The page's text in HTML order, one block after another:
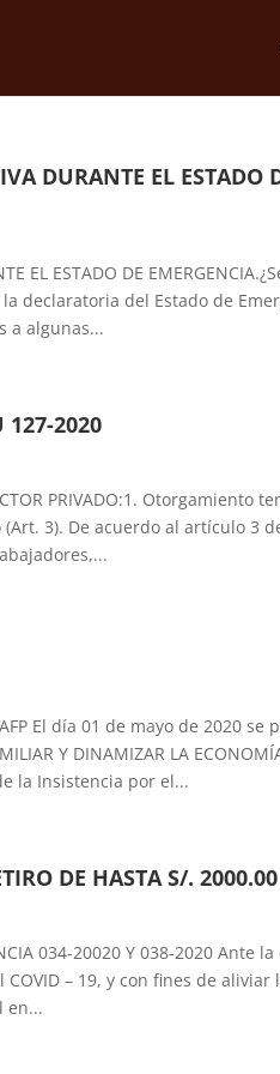
DURANTE EL ESTADO
EL ESTADO DE
declaratoria del Estado de
a algunas...
127-2020
PRIVADO:1.
3). De acuerdo al artículo 3
El día 01 de mayo de 2020 se
Y DINAMIZAR LA
la Insistencia por el...
DE HASTA S/.
034-20020 Y 038-2020
– 19, y con fines de
en...